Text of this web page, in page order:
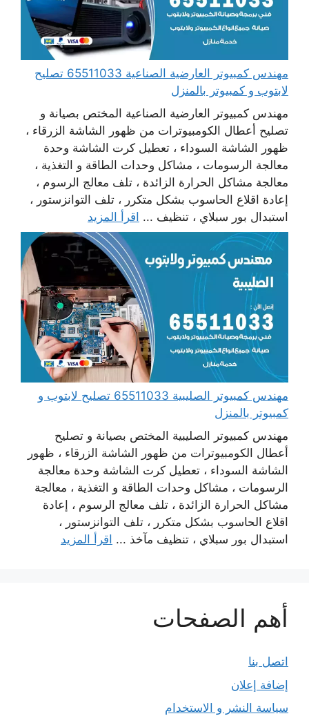
مهندس كمبيوتر العارضية الصناعية 65511033 تصليح
لابتوب و كمبيوتر بالمنزل
مهندس كمبيوتر العارضية الصناعية المختص بصيانة و
تصليح أعطال الكومبيوترات من ظهور الشاشة الزرقاء ،
ظهور الشاشة السوداء ، تعطيل كرت الشاشة وحدة
معالجة الرسومات ، مشاكل وحدات الطاقة و التغذية ،
معالجة مشاكل الحرارة الزائدة ، تلف معالج الرسوم ،
إعادة اقلاع الحاسوب بشكل متكرر ، تلف التوانزستور ،
استبدال بور سبلاي ، تنظيف ... اقرأ المزيد
مهندس كمبيوتر الصليبية 65511033 تصليح لابتوب و
كمبيوتر بالمنزل
مهندس كمبيوتر الصليبية المختص بصيانة و تصليح
أعطال الكومبيوترات من ظهور الشاشة الزرقاء ، ظهور
الشاشة السوداء ، تعطيل كرت الشاشة وحدة معالجة
الرسومات ، مشاكل وحدات الطاقة و التغذية ، معالجة
مشاكل الحرارة الزائدة ، تلف معالج الرسوم ، إعادة
اقلاع الحاسوب بشكل متكرر ، تلف التوانزستور ،
استبدال بور سبلاي ، تنظيف مآخذ ... اقرأ المزيد
أهم الصفحات
اتصل بنا
إضافة إعلان
سياسة النشر و الاستخدام